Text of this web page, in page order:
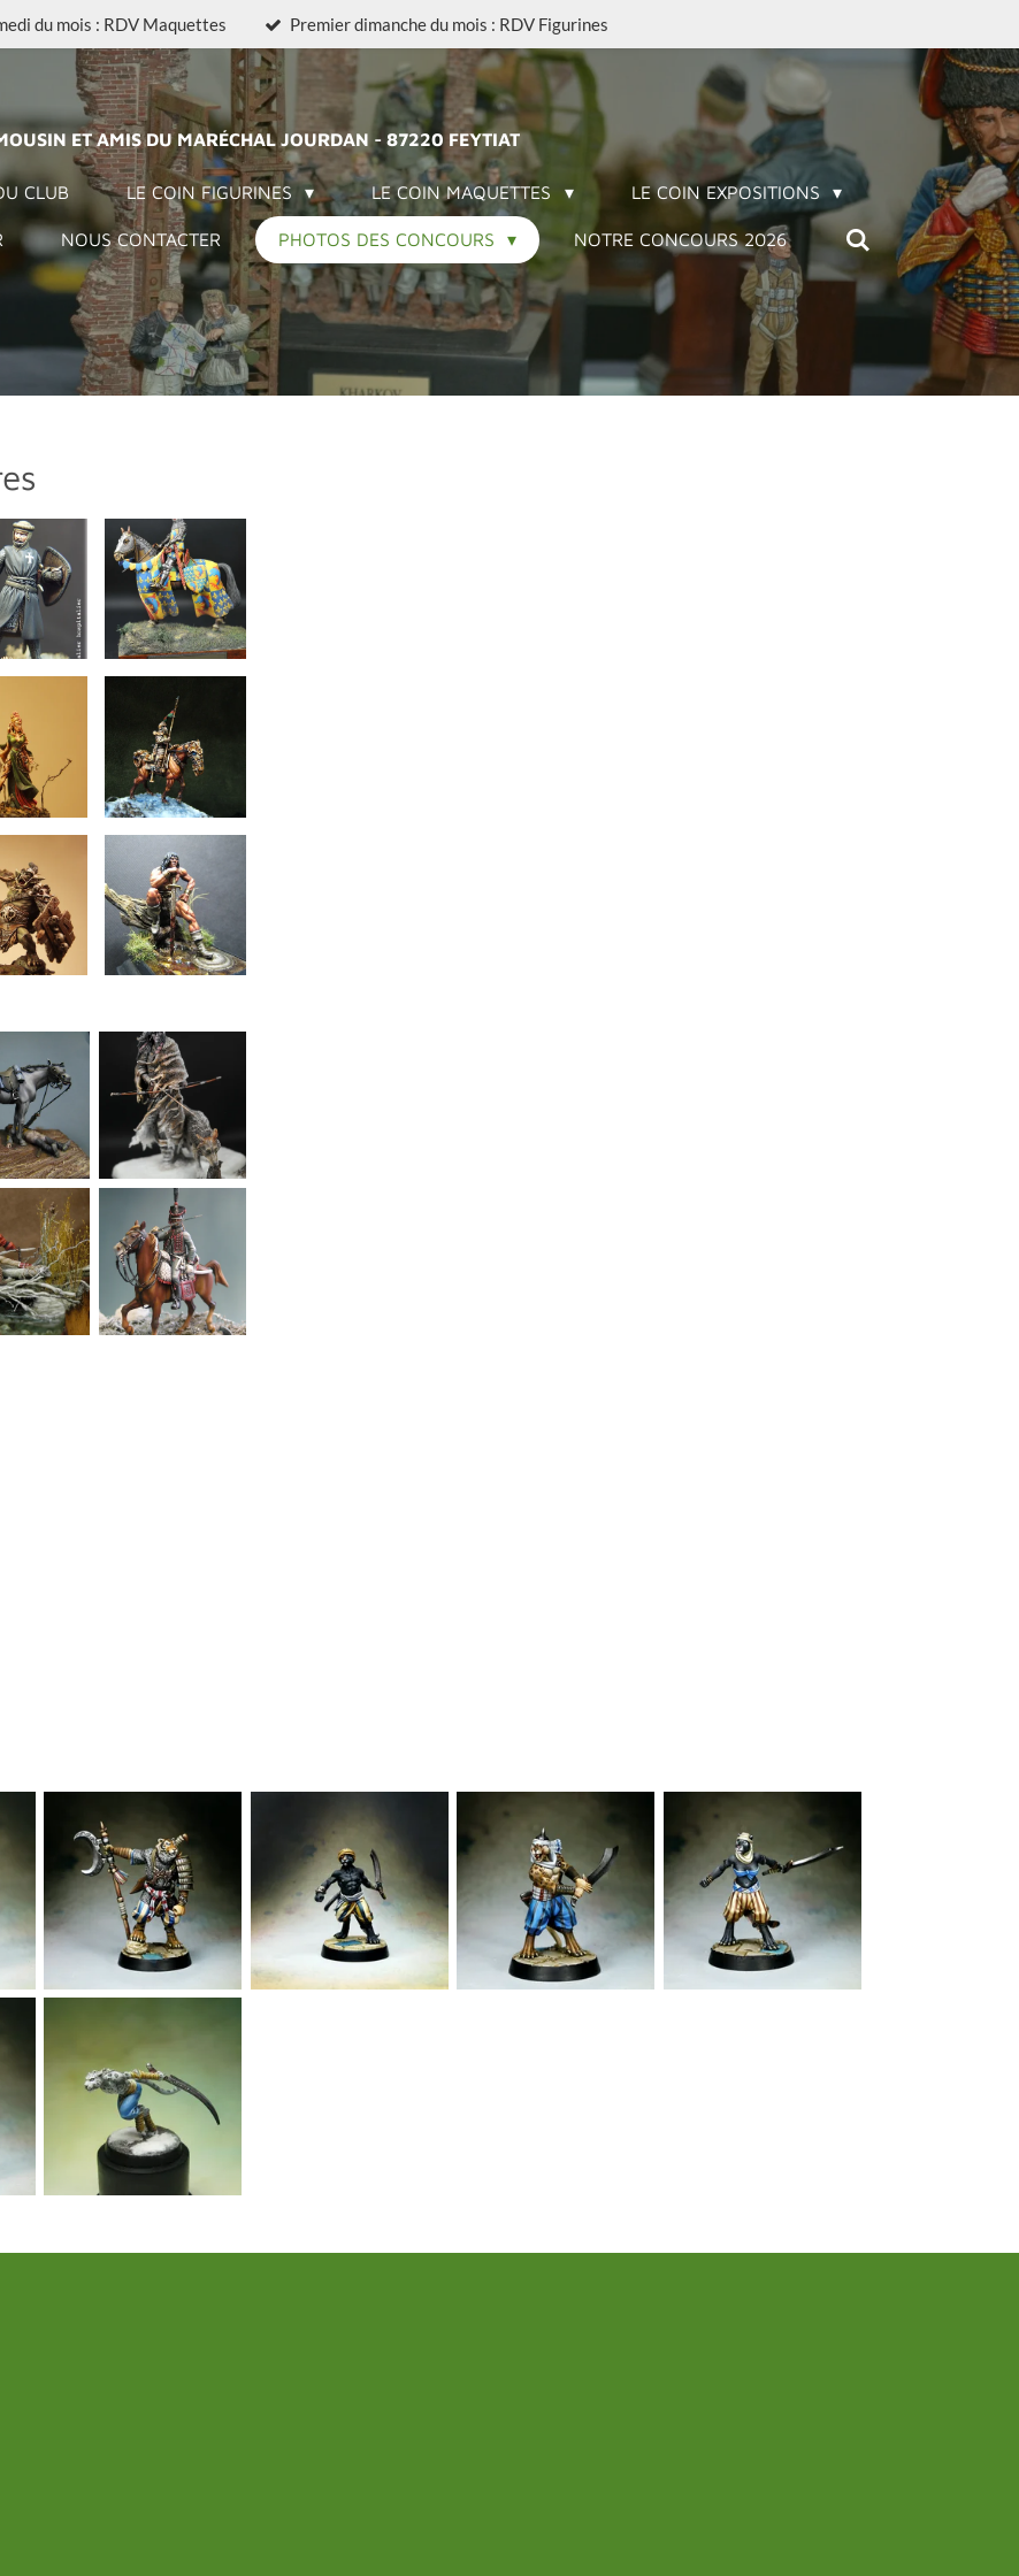
du mois : RDV Maquettes Premier dimanche du mois : RDV Figurines
ET AMIS DU MARÉCHAL JOURDAN - 87220 FEYTIAT
CLUB LE COIN FIGURINES LE COIN MAQUETTES LE COIN EXPOSITIONS
NOUS CONTACTER PHOTOS DES CONCOURS NOTRE CONCOURS 2026